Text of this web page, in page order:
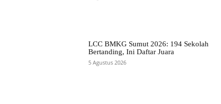
LCC BMKG Sumut 2026: 194 Sekolah
Bertanding, Ini Daftar Juara
5 Agustus 2026